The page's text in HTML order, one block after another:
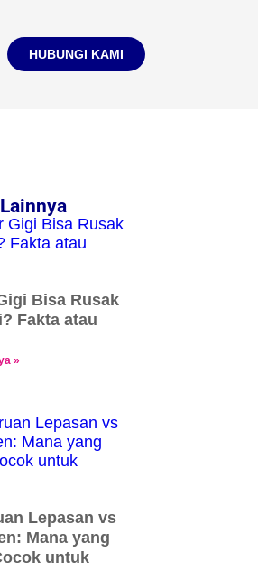
HUBUNGI KAMI
Bisa Rusak
Fakta atau
»
Lepasan vs
Mana yang
untuk